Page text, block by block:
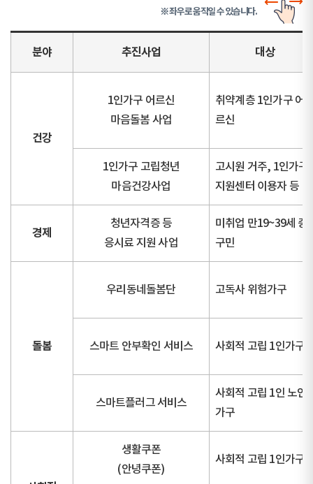
※ 좌우로 움직일 수 있습니다.
분야 추진사업 대상
건강
1인가구 어르신
마음돌봄 사업
취약계층 1인가구 어
르신
1인가구 고립청년
마음건강사업
고시원 거주, 1인가구
지원센터 이용자 등
경제
청년자격증 등
응시료 지원 사업
미취업 만19~39세 중
구민
돌봄
우리동네돌봄단 고독사 위험가구
스마트 안부확인 서비스 사회적 고립 1인가구
스마트플러그 서비스
사회적 고립 1인 노인
가구
생활쿠폰
(안녕쿠폰)
사회적 고립 1인가구